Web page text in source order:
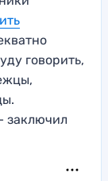
говорить,
заключил